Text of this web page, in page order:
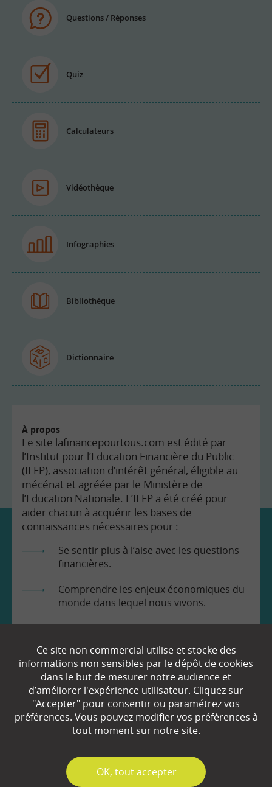
Questions / Réponses
Quiz
Calculateurs
Vidéothèque
Infographies
Bibliothèque
Dictionnaire
À propos
Le site lafinancepourtous.com est édité par
l’Institut pour l’Education Financière du Public
(IEFP), association d’intérêt général, éligible au
mécénat et agréée par le Ministère de
l’Education Nationale. L’IEFP a été créé pour
aider chacun à acquérir les bases de
connaissances nécessaires pour :
Se sentir plus à l’aise avec les questions
financières.
Comprendre les enjeux économiques du
monde dans lequel nous vivons.
Prendre en toute connaissance de cause
EN SAVOIR+
Qui sommes-nous ?
Ce site non commercial utilise et stocke des
informations non sensibles par le dépôt de cookies
dans le but de mesurer notre audience et
d’améliorer l'expérience utilisateur. Cliquez sur
"Accepter" pour consentir ou paramétrez vos
préférences. Vous pouvez modifier vos préférences à
tout moment sur notre site.
✓
OK, tout accepter